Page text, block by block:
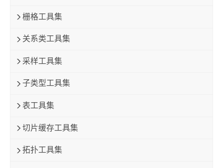
栅格工具集
关系类工具集
采样工具集
子类型工具集
表工具集
切片缓存工具集
拓扑工具集